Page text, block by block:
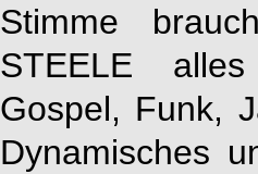
Stimme
STEELE alles
Gospel, Funk,
Dynamisches